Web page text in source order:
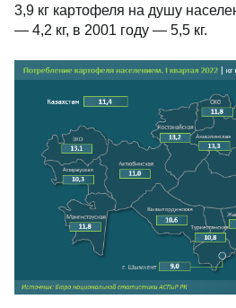
3,9 кг картофеля на душу
— 4,2 кг, в 2001 году — 5,5 кг.